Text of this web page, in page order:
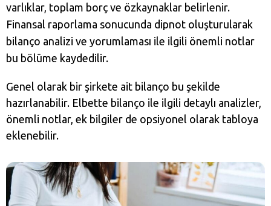
varlıklar, toplam borç ve özkaynaklar belirlenir.
Finansal raporlama sonucunda dipnot oluşturularak
bilanço analizi ve yorumlaması ile ilgili önemli notlar
bu bölüme kaydedilir.
Genel olarak bir şirkete ait bilanço bu şekilde
hazırlanabilir. Elbette bilanço ile ilgili detaylı analizler,
önemli notlar, ek bilgiler de opsiyonel olarak tabloya
eklenebilir.